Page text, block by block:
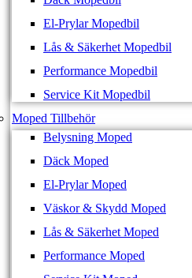
El-Prylar Mopedbil
Lås & Säkerhet Mopedbil
Performance Mopedbil
Service Kit Mopedbil
Moped Tillbehör
Belysning Moped
Däck Moped
El-Prylar Moped
Väskor & Skydd Moped
Lås & Säkerhet Moped
Performance Moped